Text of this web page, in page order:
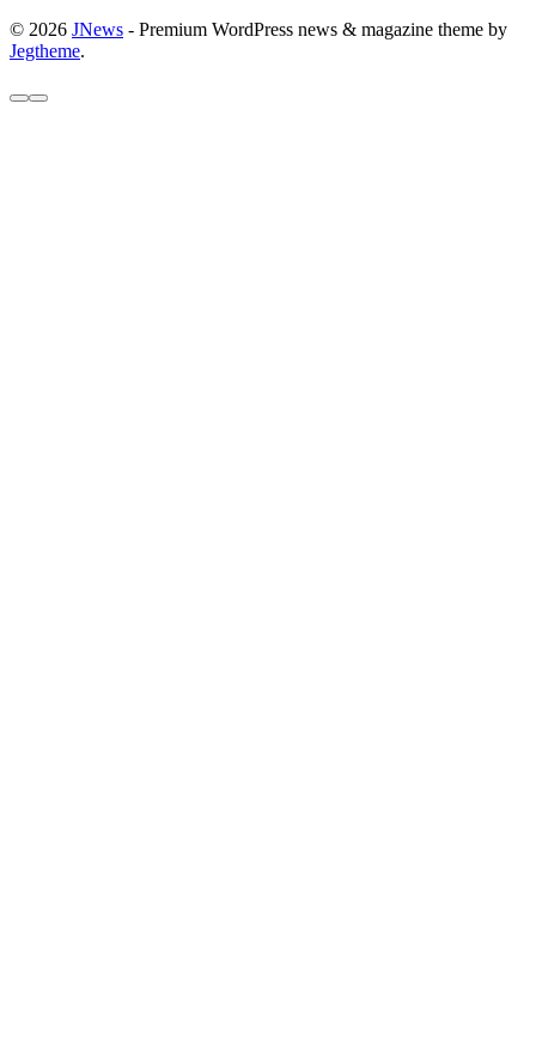
© 2026 JNews - Premium WordPress news & magazine theme by
Jegtheme.